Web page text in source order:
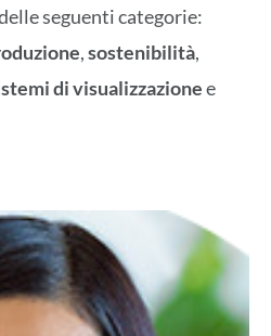
seguenti categorie:
,sostenibilità,
di visualizzazionee